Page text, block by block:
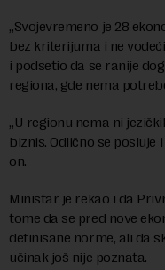
„Svojevremeno je 28
bez kriterijuma i ne
i podsetio da se ranije
regiona, gde nema
„U regionu nema ni
biznis. Odlično se posluje
on.
Ministar je rekao i da
tome da se pred nove
definisane norme, ali da
učinak još nije poznata.